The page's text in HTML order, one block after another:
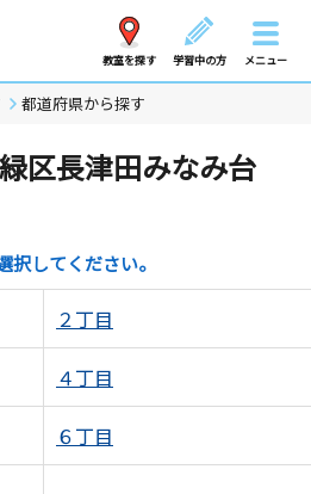
教室を探す 学習中の方 メニュー
都道府県から探す
区長津田みなみ台
択してください。
２丁目
４丁目
６丁目